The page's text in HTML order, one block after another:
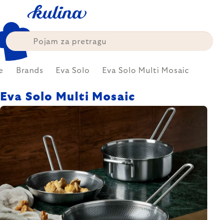
content
Brands Eva Solo Eva Solo Multi Mosaic
Eva Solo Multi Mosaic